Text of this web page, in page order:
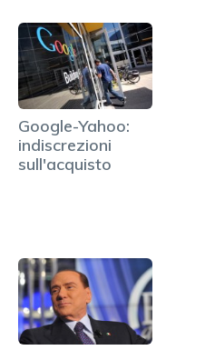
Google-Yahoo:
indiscrezioni
sull'acquisto